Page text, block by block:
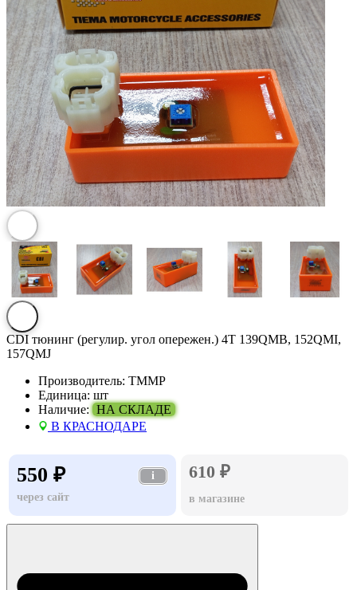
CDI тюнинг (регулир. угол опережен.) 4T 139QMB, 152QMI,
157QMJ
Производитель: TMMP
Единица: шт
Наличие: НА СКЛАДЕ
В КРАСНОДАРЕ
550 ₽
i
через сайт
610 ₽
в магазине